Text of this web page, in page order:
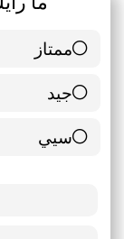
ممتاز
6 ( 85.71 % )
جيد
0 ( 0 % )
سيي
1 ( 14.29 % )